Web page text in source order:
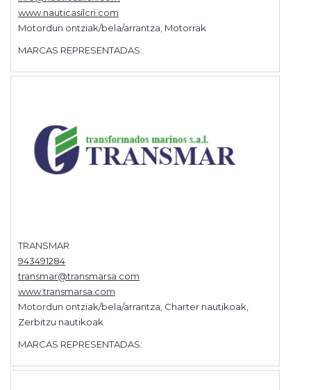
www.nauticasilcri.com
Motordun ontziak/bela/arrantza, Motorrak
MARCAS REPRESENTADAS:
TRANSMAR
943491284
transmar@transmarsa.com
www.transmarsa.com
Motordun ontziak/bela/arrantza, Charter nautikoak,
Zerbitzu nautikoak
MARCAS REPRESENTADAS: